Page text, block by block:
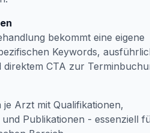
bekommt eine eigene
Keywords,
direktem CTA zur
je Arzt mit Qualifikationen,
und Publikationen - essenziell